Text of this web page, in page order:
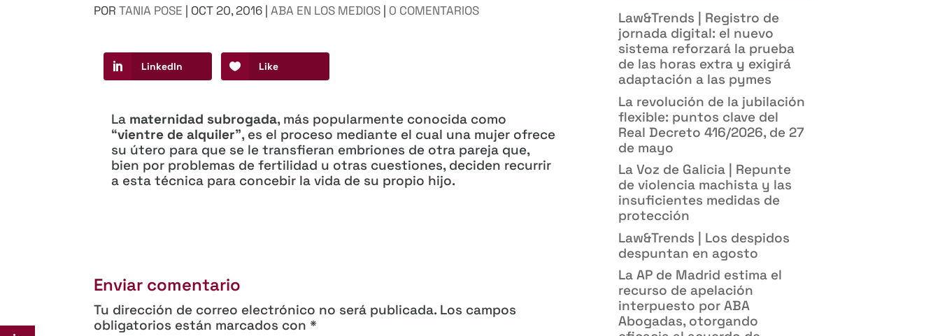
PORTANIA POSE | OCT 20, 2016 |ABA EN LOS MEDIOS | 0 COMENTARIOS
LinkedIn Like
La maternidad subrogada, más popularmente conocida como
“vientre de alquiler”, es el proceso mediante el cual una mujer ofrece
su útero para que se le transfieran embriones de otra pareja que,
bien por problemas de fertilidad u otras cuestiones, deciden recurrir
a esta técnica para concebir la vida de su propio hijo.
Enviar comentario
Tu dirección de correo electrónico no será publicada. Los campos
obligatorios están marcados con *
Law&Trends | Registro de
jornada digital: el nuevo
sistema reforzará la prueba
de las horas extra y exigirá
adaptación a las pymes
La revolución de la jubilación
flexible: puntos clave del
Real Decreto 416/2026, de 27
de mayo
La Voz de Galicia | Repunte
de violencia machista y las
insuficientes medidas de
protección
Law&Trends | Los despidos
despuntan en agosto
La AP de Madrid estima el
recurso de apelación
interpuesto por ABA
Abogadas, otorgando